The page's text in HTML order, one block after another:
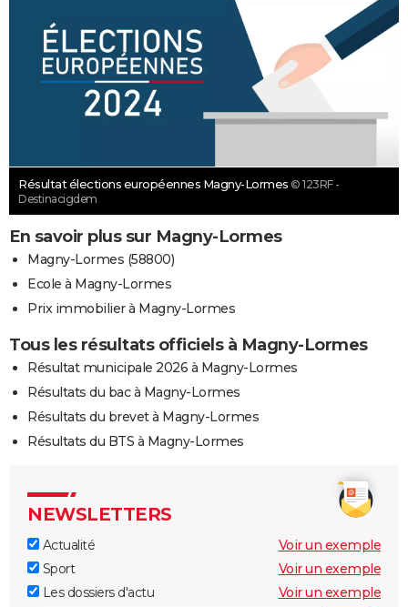
Résultat élections européennes Magny-Lormes © 123RF -
Destinacigdem
En savoir plus sur Magny-Lormes
Magny-Lormes (58800)
Ecole à Magny-Lormes
Prix immobilier à Magny-Lormes
Tous les résultats officiels à Magny-Lormes
Résultat municipale 2026 à Magny-Lormes
Résultats du bac à Magny-Lormes
Résultats du brevet à Magny-Lormes
Résultats du BTS à Magny-Lormes
NEWSLETTERS
Actualité
Voir un exemple
Sport
Voir un exemple
Les dossiers d'actu
Voir un exemple